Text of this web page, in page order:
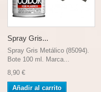
Spray Gris...
Spray Gris Metálico (85094).
Bote 100 ml. Marca...
8,90 €
Añadir al carrito